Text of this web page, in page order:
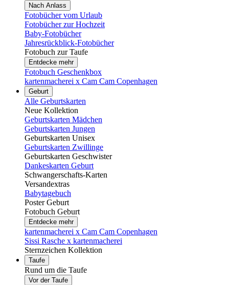
Nach Anlass
Fotobücher vom Urlaub
Fotobücher zur Hochzeit
Baby-Fotobücher
Jahresrückblick-Fotobücher
Fotobuch zur Taufe
Entdecke mehr
Fotobuch Geschenkbox
kartenmacherei x Cam Cam Copenhagen
Geburt
Alle Geburtskarten
Neue Kollektion
Geburtskarten Mädchen
Geburtskarten Jungen
Geburtskarten Unisex
Geburtskarten Zwillinge
Geburtskarten Geschwister
Dankeskarten Geburt
Schwangerschafts-Karten
Versandextras
Babytagebuch
Poster Geburt
Fotobuch Geburt
Entdecke mehr
kartenmacherei x Cam Cam Copenhagen
Sissi Rasche x kartenmacherei
Sternzeichen Kollektion
Taufe
Rund um die Taufe
Vor der Taufe